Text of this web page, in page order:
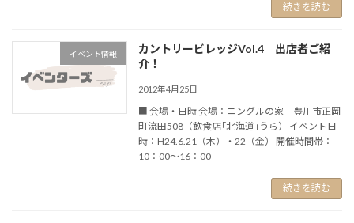
続きを読む
イベント情報
カントリービレッジVol.4 出店者ご紹
介！
2012年4月25日
■ 会場・日時 会場：ニングルの家 豊川市正岡
町流田508（飲食店｢北海道｣うら） イベント日
時：H24.6.21（木）・22（金） 開催時間帯：
10：00～16：00
続きを読む